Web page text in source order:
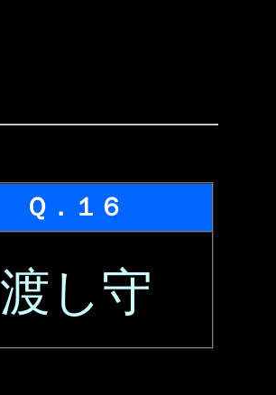
Ｑ．１６
渡し守